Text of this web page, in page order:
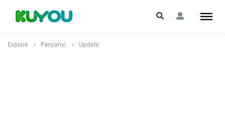
Explore Penyanyi Update